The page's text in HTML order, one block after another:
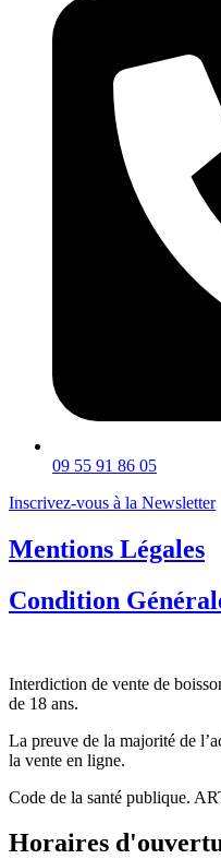
09 55 91 86 05
Inscrivez-vous à la Newsletter
Mentions Légales
Condition
Interdiction de vente de
de 18 ans.
La preuve de la majorité de
la vente en ligne.
Code de la santé publique.
Horaires